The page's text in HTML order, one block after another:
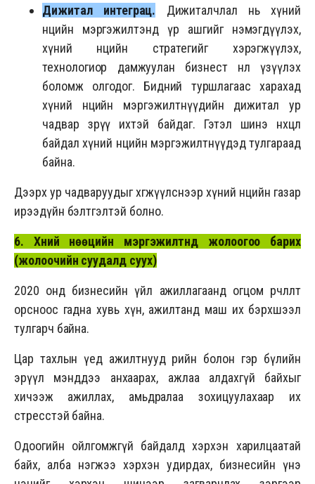
Дижитал интеграц.
Дижиталчлал нь хүний
нөөцийн мэргэжилтэнд үр ашгийг нэмэгдүүлэх,
хүний нөөцийн стратегийг хэрэгжүүлэх,
технологиор дамжуулан бизнест нөлөө үзүүлэх
боломж олгодог. Бидний туршлагаас харахад
хүний нөөцийн мэргэжилтнүүдийн дижитал ур
чадвар зөрүү ихтэй байдаг. Гэтэл шинэ нөхцөл
байдал хүний нөөцийн мэргэжилтнүүдэд тулгараад
байна.
Дээрх ур чадваруудыг хөгжүүлснээр хүний нөөцийн газар
ирээдүйн бэлтгэлтэй болно.
6. Хүний нөөцийн мэргэжилтнүүд жолоогоо барих
(жолоочийн суудалд суух)
2020 онд бизнесийн үйл ажиллагаанд огцом өөрчлөлт
орсноос гадна хувь хүн, ажилтанд маш их бэрхшээл
тулгарч байна.
Цар тахлын үед ажилтнууд өөрийн болон гэр бүлийн
эрүүл мэнддээ анхаарах, ажлаа алдахгүй байхыг
хичээж ажиллах, амьдралаа зохицуулахаар их
стресстэй байна.
Одоогийн ойлгомжгүй байдалд хэрхэн харилцаатай
байх, алба нэгжээ хэрхэн удирдах, бизнесийн үнэ